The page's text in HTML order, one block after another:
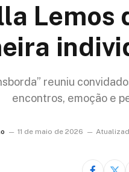
Lemos
reuniu
encontros, emoção e
11 de maio de 2026